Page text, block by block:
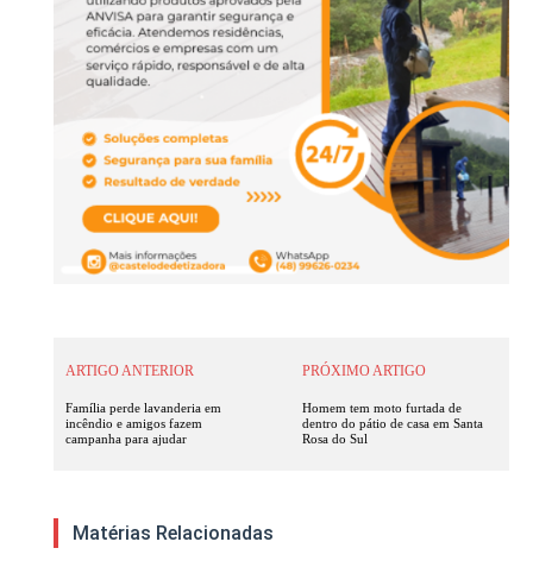
ARTIGO ANTERIOR
Família perde lavanderia em
incêndio e amigos fazem
campanha para ajudar
PRÓXIMO ARTIGO
Homem tem moto furtada de
dentro do pátio de casa em Santa
Rosa do Sul
Matérias Relacionadas